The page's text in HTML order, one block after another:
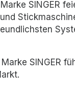
SINGER
Marke SINGER